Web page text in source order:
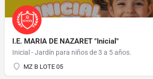
I.E. MARIA DE NAZARET "Inicial"
Inicial - Jardín para niños de 3 a 5 años.
MZ B LOTE 05